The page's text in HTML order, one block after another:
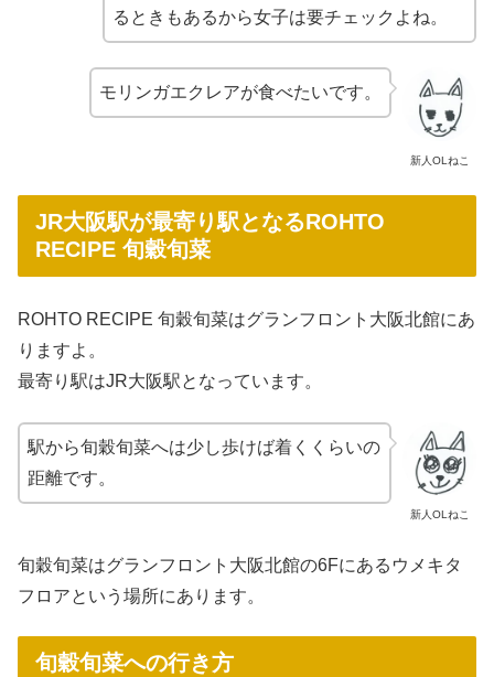
るときもあるから女子は要チェックよね。
新人OLねこ
モリンガエクレアが食べたいです。
JR大阪駅が最寄り駅となるROHTO
RECIPE 旬穀旬菜
ROHTO RECIPE 旬穀旬菜はグランフロント大阪北館にあ
りますよ。
最寄り駅はJR大阪駅となっています。
新人OLねこ
駅から旬穀旬菜へは少し歩けば着くくらいの
距離です。
旬穀旬菜はグランフロント大阪北館の6Fにあるウメキタ
フロアという場所にあります。
旬穀旬菜への行き方